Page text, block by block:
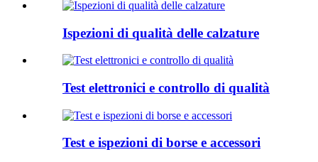
Ispezioni di qualità delle calzature
Test elettronici e controllo di qualità
Test e ispezioni di borse e accessori